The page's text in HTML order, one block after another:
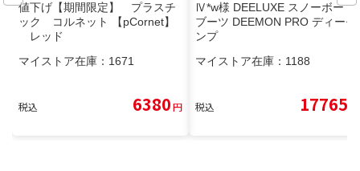
値下げ【期間限定】 プラスチ
ック コルネット 【pCornet】
レッド
マイストア在庫： 1671
税込 6380円
Ⅳ*w様 DEELUXE スノーボード
ブーツ DEEMON PRO ディーモ
ンプ
マイストア在庫： 1188
税込 17765